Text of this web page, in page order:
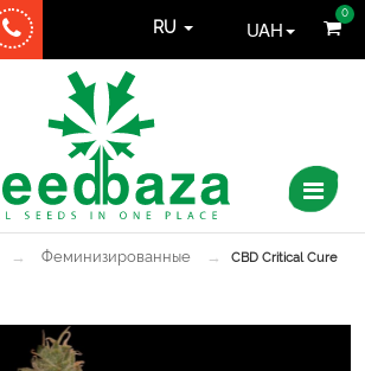
0
RU UAH
→ Феминизированные →
CBD Critical Cure